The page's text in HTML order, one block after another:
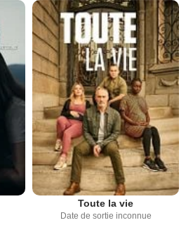
Toute la vie
Date de sortie inconnue